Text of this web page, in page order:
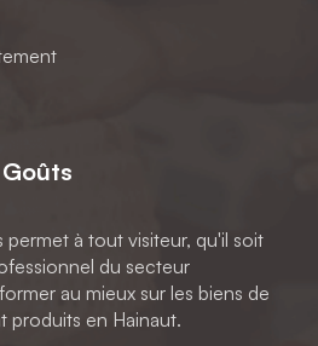
permet à tout visiteur, qu'il soit
du secteur
au mieux sur les biens de
produits en Hainaut.